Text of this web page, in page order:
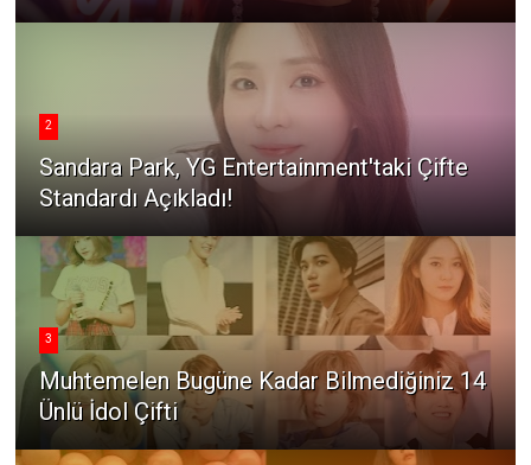
2
Sandara Park, YG Entertainment'taki Çifte
Standardı Açıkladı!
3
Muhtemelen Bugüne Kadar Bilmediğiniz 14
Ünlü İdol Çifti